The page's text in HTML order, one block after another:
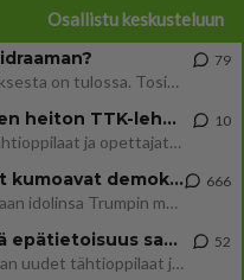
Osallistu keskusteluun
Uusi draamasarja järkyttävästä tapauksesta on tulossa. Tositapahtumiin perustuva sarja ammentaa vuoden 1986 Mikkelin pan
79
Ernest Lawson täräytti erikoisen heiton TTK-lehdistötilaisuudessa: " Onko tässä tarkoituksena...?"
Ernest Lawson esitteli uudet TTK-tähtioppilaat ja opettajat torstaina 6.8. lehdistölle. Tulevalla kaudella on yksi hausk
10
Jos SDP ei voita reilusti, persut kumoavat demokratian Suomesta
Näin tekisi ainakin Rydman seuratessaan idolinsa Trumpin mallia https://www.is.fi/politiikka/art-2000012187244.html
666
Uuden TTK-juontajan ympärillä epätietoisuus sakenee - Nyt MTV hämmentää soppaa
TTK tulee taas tänä syksynä. Ohjelman uudet tähtioppilaat julkistetaan torstaina 6. elokuuta klo 14 alkavassa lehdistö
52